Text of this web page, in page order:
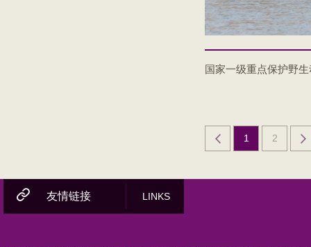
国家一级重点保护野
1 2
友情链接 LINKS